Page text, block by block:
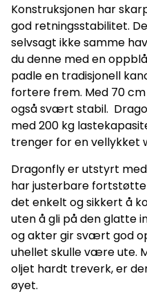
Konstruksjonen har
god retningsstabilitet.
selvsagt ikke samme
du denne med en
padle en tradisjonell
fortere frem. Med 70
også svært stabil.
med 200 kg
trenger for en vellykket
Dragonfly er utstyrt
har justerbare
det enkelt og sikkert å
uten å gli på den glatte
og akter gir svært god
uhellet skulle være ute.
oljet hardt treverk, er
øyet.